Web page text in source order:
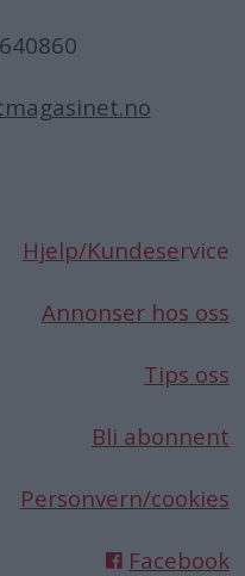
Hjelp/Kundeservice
Annonser hos oss
Tips oss
Bli abonnent
Personvern/cookies
Facebook